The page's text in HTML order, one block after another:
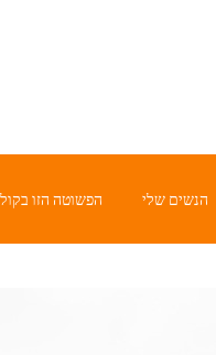
הנשים שלי הפשוטה הזו